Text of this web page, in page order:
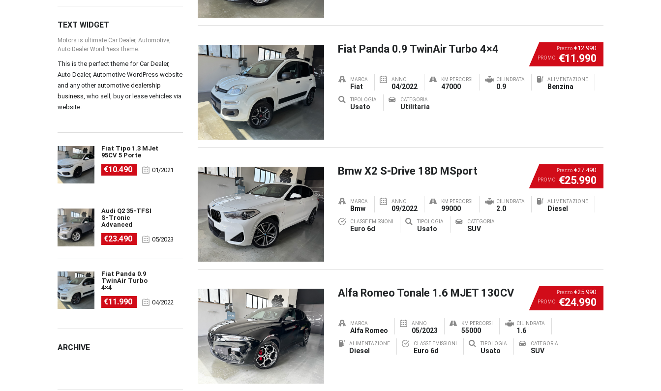
TEXT WIDGET
Motors is ultimate Car Dealer, Automotive,
Auto Dealer WordPress theme.
This is the perfect theme for Car Dealer,
Auto Dealer, Automotive WordPress website
and any other automotive dealership
business, who sell, buy or lease vehicles via
website.
Fiat Tipo 1.3 MJet
95CV 5 Porte
€10.490 01/2021
Audi Q2 35-TFSI
S-Tronic
Advanced
€23.490 05/2023
Fiat Panda 0.9
TwinAir Turbo
4×4
€11.990 04/2022
ARCHIVE
Prezzo €12.990
PROMO €11.990
Fiat Panda 0.9 TwinAir Turbo 4×4
MARCA
Fiat
ANNO
04/2022
KM PERCORSI
47000
CILINDRATA
0.9
ALIMENTAZIONE
Benzina
TIPOLOGIA
Usato
CATEGORIA
Utilitaria
Prezzo €27.490
PROMO €25.990
Bmw X2 S-Drive 18D MSport
MARCA
Bmw
ANNO
09/2022
KM PERCORSI
99000
CILINDRATA
2.0
ALIMENTAZIONE
Diesel
CLASSE EMISSIONI
Euro 6d
TIPOLOGIA
Usato
CATEGORIA
SUV
Prezzo €25.990
PROMO €24.990
Alfa Romeo Tonale 1.6 MJET 130CV
MARCA
Alfa Romeo
ANNO
05/2023
KM PERCORSI
55000
CILINDRATA
1.6
ALIMENTAZIONE
Diesel
CLASSE EMISSIONI
Euro 6d
TIPOLOGIA
Usato
CATEGORIA
SUV